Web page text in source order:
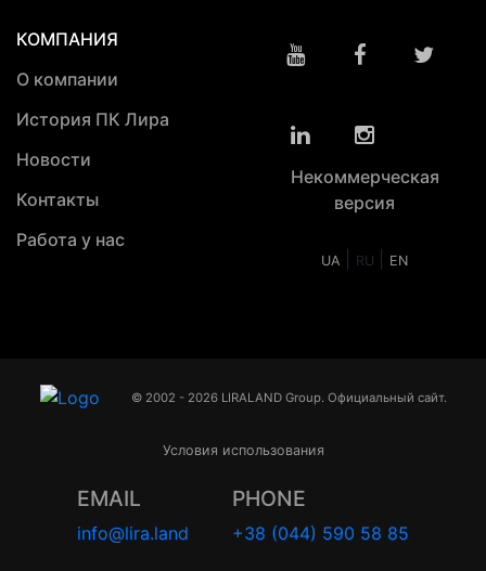
КОМПАНИЯ
О компании
История ПК Лира
Новости
Контакты
Работа у нас
Некоммерческая
версия
UA RU EN
© 2002 - 2026 LIRALAND Group. Официальный сайт.
Условия использования
EMAIL
info@lira.land
PHONE
+38 (044) 590 58 85